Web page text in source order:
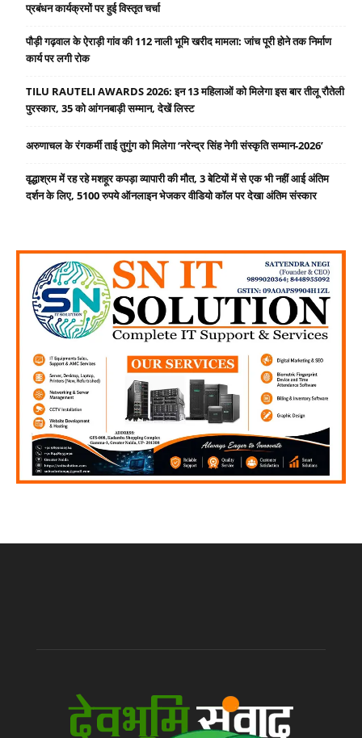
प्रबंधन कार्यक्रमों पर हुई विस्तृत चर्चा
पौड़ी गढ़वाल के ऐराड़ी गांव की 112 नाली भूमि खरीद मामला: जांच पूरी होने तक निर्माण
कार्य पर लगी रोक
TILU RAUTELI AWARDS 2026: इन 13 महिलाओं को मिलेगा इस बार तीलू रौतेली
पुरस्कार, 35 को आंगनबाड़ी सम्मान, देखें लिस्ट
अरुणाचल के रंगकर्मी ताई तुगुंग को मिलेगा ‘नरेन्द्र सिंह नेगी संस्कृति सम्मान-2026’
वृद्धाश्रम में रह रहे मशहूर कपड़ा व्यापारी की मौत, 3 बेटियों में से एक भी नहीं आई अंतिम
दर्शन के लिए, 5100 रुपये ऑनलाइन भेजकर वीडियो कॉल पर देखा अंतिम संस्कार